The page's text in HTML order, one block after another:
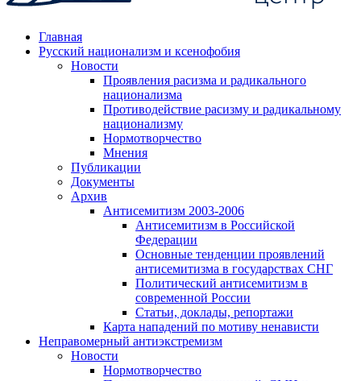
Главная
Русский национализм и ксенофобия
Новости
Проявления расизма и радикального
национализма
Противодействие расизму и радикальному
национализму
Нормотворчество
Мнения
Публикации
Документы
Архив
Антисемитизм 2003-2006
Антисемитизм в Российской
Федерации
Основные тенденции проявлений
антисемитизма в государствах СНГ
Политический антисемитизм в
современной России
Статьи, доклады, репортажи
Карта нападений по мотиву ненависти
Неправомерный антиэкстремизм
Новости
Нормотворчество